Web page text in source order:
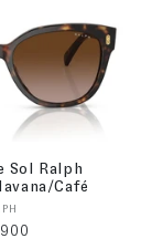
Sol Ralph
Café
habitual